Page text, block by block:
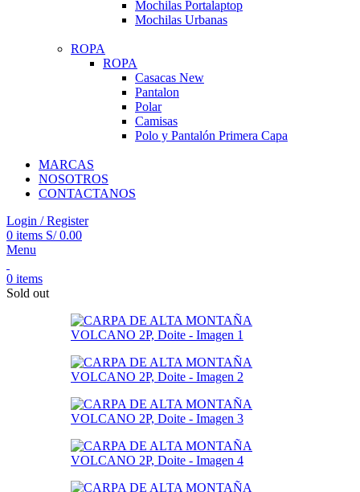
Mochilas Portalaptop
Mochilas Urbanas
ROPA
ROPA
Casacas New
Pantalon
Polar
Camisas
Polo y Pantalón Primera Capa
MARCAS
NOSOTROS
CONTACTANOS
Login / Register
0 items S/0.00
Menu
0 items
Sold out